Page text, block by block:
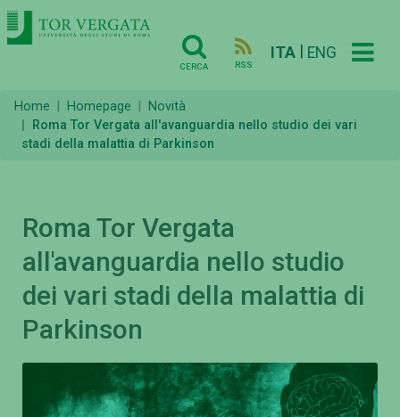
CERCA RSS
ITA ENG
Home Homepage
Novità
Roma Tor Vergata all'avanguardia nello studio dei vari
stadi della malattia di Parkinson
Roma Tor Vergata
all'avanguardia nello studio
dei vari stadi della malattia di
Parkinson